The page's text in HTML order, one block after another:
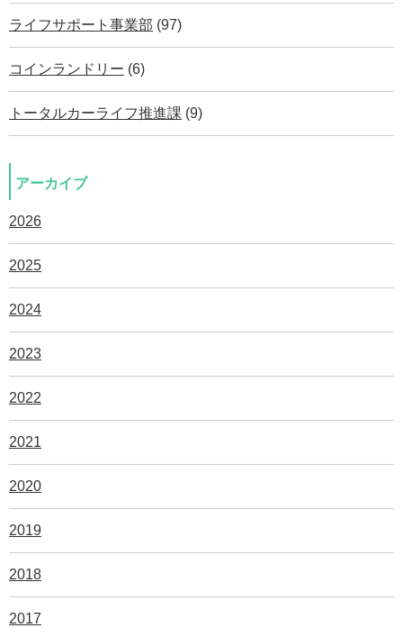
ライフサポート事業部 (97)
コインランドリー (6)
トータルカーライフ推進課 (9)
アーカイブ
2026
2025
2024
2023
2022
2021
2020
2019
2018
2017